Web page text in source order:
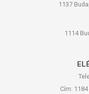
1137
1114
Cím: